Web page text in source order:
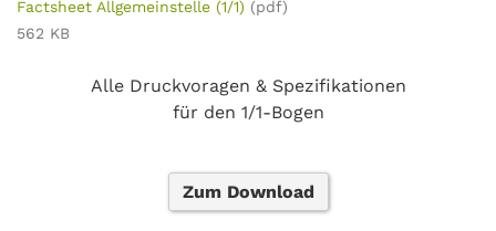
Factsheet Allgemeinstelle (1/1) (pdf)
562 KB
Alle Druckvoragen & Spezifikationen
für den 1/1-Bogen
Zum Download